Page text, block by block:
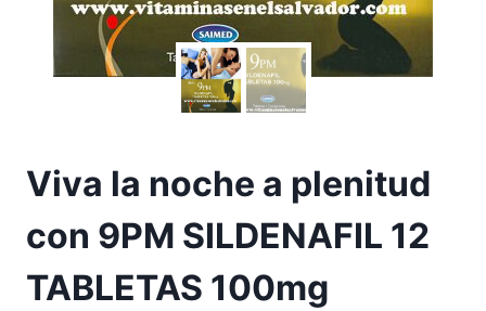
Viva la noche a plenitud
con 9PM SILDENAFIL 12
TABLETAS 100mg